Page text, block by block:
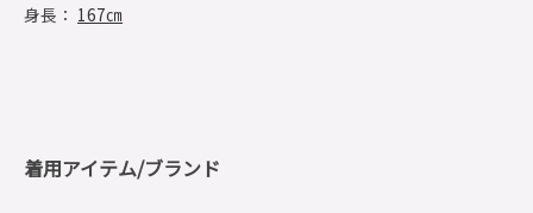
身長： 167㎝
着用アイテム/ブランド